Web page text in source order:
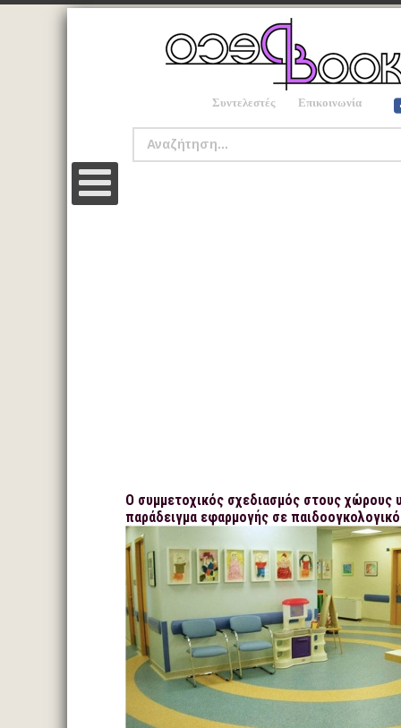
Συντελεστές Επικοινωνία
Ο συμμετοχικός σχεδιασμός στους χώρους
παράδειγμα εφαρμογής σε